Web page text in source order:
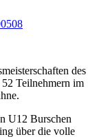
des
Teilnehmern im
U12 Burschen
über die volle